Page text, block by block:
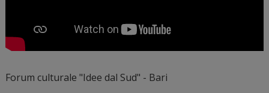
Forum culturale "Idee dal Sud" - Bari